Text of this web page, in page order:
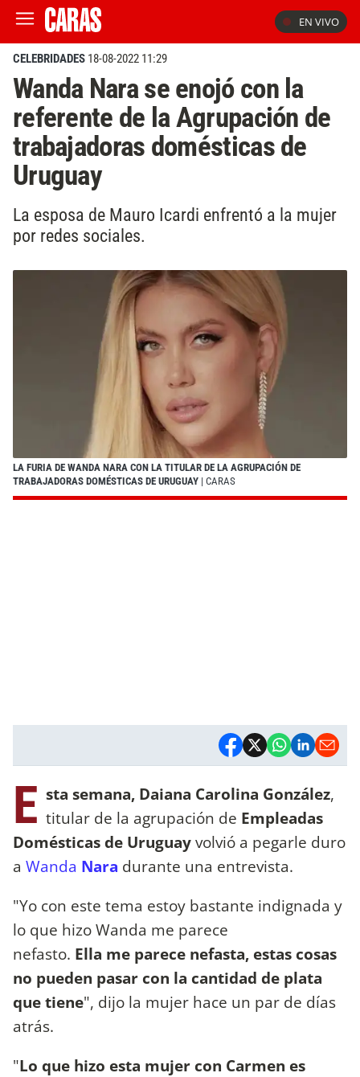
EN VIVO
CELEBRIDADES 18-08-2022 11:29
Wanda Nara se enojó con la
referente de la Agrupación de
trabajadoras domésticas de
Uruguay
La esposa de Mauro Icardi enfrentó a la mujer
por redes sociales.
LA FURIA DE WANDA NARA CON LA TITULAR DE LA AGRUPACIÓN DE
TRABAJADORAS DOMÉSTICAS DE URUGUAY | CARAS
E sta semana, Daiana Carolina González,
titular de la agrupación de Empleadas
Domésticas de Uruguayvolvió a pegarle duro
a Wanda Nara durante una entrevista.
"Yo con este tema estoy bastante indignada y
lo que hizo Wanda me parece
nefasto. Ella me parece nefasta, estas cosas
no pueden pasar con la cantidad de plata
que tiene", dijo la mujer hace un par de días
atrás.
"Lo que hizo esta mujer con Carmen es